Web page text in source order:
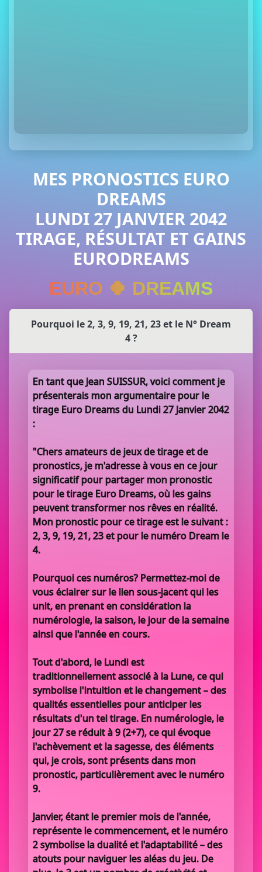
MES PRONOSTICS EURO
DREAMS
LUNDI 27 JANVIER 2042
TIRAGE, RÉSULTAT ET GAINS
EURODREAMS
EURO 🍀 DREAMS
Pourquoi le 2, 3, 9, 19, 21, 23 et le N° Dream
4 ?
En tant que Jean SUISSUR, voici comment je
présenterais mon argumentaire pour le
tirage Euro Dreams du Lundi 27 Janvier 2042
:
"Chers amateurs de jeux de tirage et de
pronostics, je m'adresse à vous en ce jour
significatif pour partager mon pronostic
pour le tirage Euro Dreams, où les gains
peuvent transformer nos rêves en réalité.
Mon pronostic pour ce tirage est le suivant :
2, 3, 9, 19, 21, 23 et pour le numéro Dream le
4.
Pourquoi ces numéros? Permettez-moi de
vous éclairer sur le lien sous-jacent qui les
unit, en prenant en considération la
numérologie, la saison, le jour de la semaine
ainsi que l'année en cours.
Tout d'abord, le Lundi est
traditionnellement associé à la Lune, ce qui
symbolise l'intuition et le changement – des
qualités essentielles pour anticiper les
résultats d'un tel tirage. En numérologie, le
jour 27 se réduit à 9 (2+7), ce qui évoque
l'achèvement et la sagesse, des éléments
qui, je crois, sont présents dans mon
pronostic, particulièrement avec le numéro
9.
Janvier, étant le premier mois de l'année,
représente le commencement, et le numéro
2 symbolise la dualité et l'adaptabilité – des
atouts pour naviguer les aléas du jeu. De